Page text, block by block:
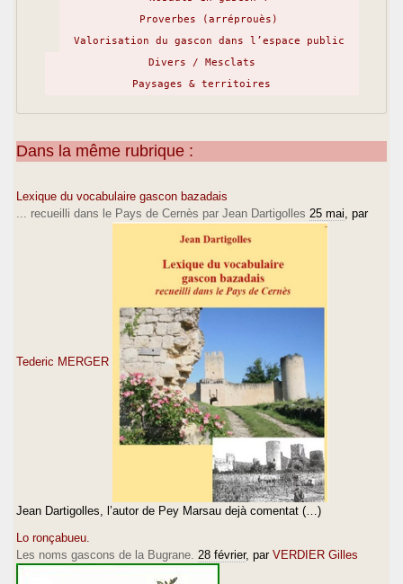
Proverbes (arréprouès)
Valorisation du gascon dans l’espace public
Divers / Mesclats
Paysages & territoires
Dans la même rubrique :
Lexique du vocabulaire gascon bazadais
... recueilli dans le Pays de Cernès par Jean Dartigolles 25 mai , par
Tederic MERGER
Jean Dartigolles, l’autor de Pey Marsau dejà comentat (…)
Lo ronçabueu.
Les noms gascons de la Bugrane. 28 février, par VERDIER Gilles